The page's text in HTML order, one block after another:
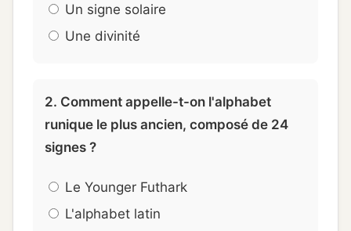
Un signe solaire
Une divinité
2. Comment appelle-t-on l'alphabet
runique le plus ancien, composé de 24
signes ?
Le Younger Futhark
L'alphabet latin